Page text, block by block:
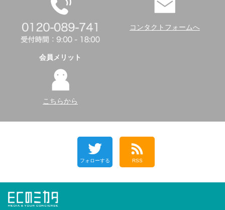
コンタクトフォームへ
会員メリット
こちらから
フォローする RSS